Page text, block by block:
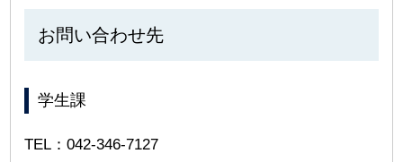
お問い合わせ先
学生課
TEL：042-346-7127